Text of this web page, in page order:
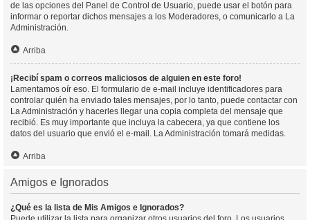
de las opciones del Panel de Control de Usuario, puede usar el botón para
informar o reportar dichos mensajes a los Moderadores, o comunicarlo a La
Administración.
Arriba
¡Recibí spam o correos maliciosos de alguien en este foro!
Lamentamos oír eso. El formulario de e-mail incluye identificadores para
controlar quién ha enviado tales mensajes, por lo tanto, puede contactar con
La Administración y hacerles llegar una copia completa del mensaje que
recibió. Es muy importante que incluya la cabecera, ya que contiene los
datos del usuario que envió el e-mail. La Administración tomará medidas.
Arriba
Amigos e Ignorados
¿Qué es la lista de Mis Amigos e Ignorados?